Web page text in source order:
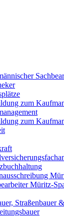
zum
zum
Müritz-
Straßenbauer